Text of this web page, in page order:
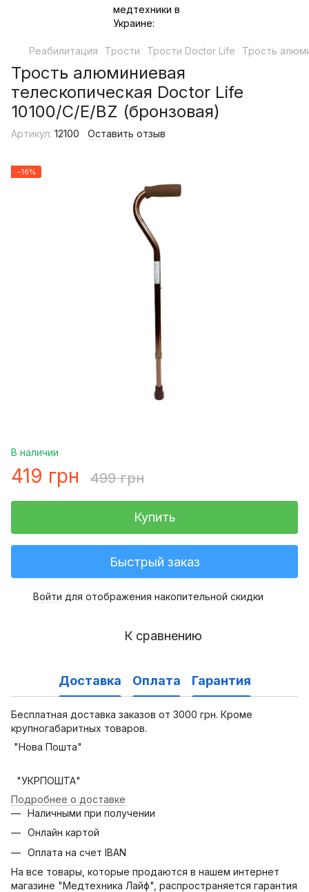
Реабилитация Трости Трости Doctor Life Трость
Трость алюминиевая
телескопическая Doctor Life
10100/C/E/BZ (бронзовая)
Артикул: 12100 Оставить отзыв
−16%
В наличии
419 грн 499 грн
Купить
Быстрый заказ
Войти для отображения накопительной скидки
К сравнению
Доставка Оплата Гарантия
Бесплатная доставка заказов от 3000 грн. Кроме
крупногабаритных товаров.
"Нова Пошта"
"УКРПОШТА"
Подробнее о доставке
Наличными при получении
Онлайн картой
Оплата на счет IBAN
На все товары, которые продаются в нашем интернет
магазине "Медтехника Лайф", распространяется гарантия